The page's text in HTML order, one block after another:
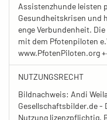
Assistenzhunde leisten
Gesundheitskrisen und
enge Verbundenheit.
mit dem Pfotenpiloten
www.PfotenPiloten.org
NUTZUNGSRECHT
Bildnachweis: Andi
Gesellschaftsbilder.de -
Nutzung lizenzpflichtig.